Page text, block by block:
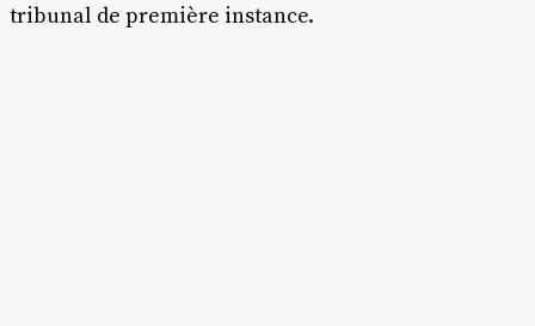
tribunal de première instance.